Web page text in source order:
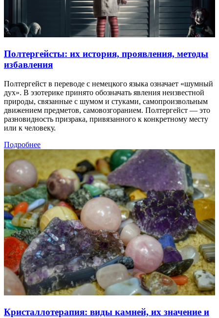
Полтергейсты: их история, проявления, методы
избавления
Полтергейст в переводе с немецкого языка означает «шумный
дух». В эзотерике принято обозначать явления неизвестной
природы, связанные с шумом и стуками, самопроизвольным
движением предметов, самовозгоранием. Полтергейст — это
разновидность призрака, привязанного к конкретному месту
или к человеку.
Подробнее
Кристаллотерапия: виды камней, их значение и